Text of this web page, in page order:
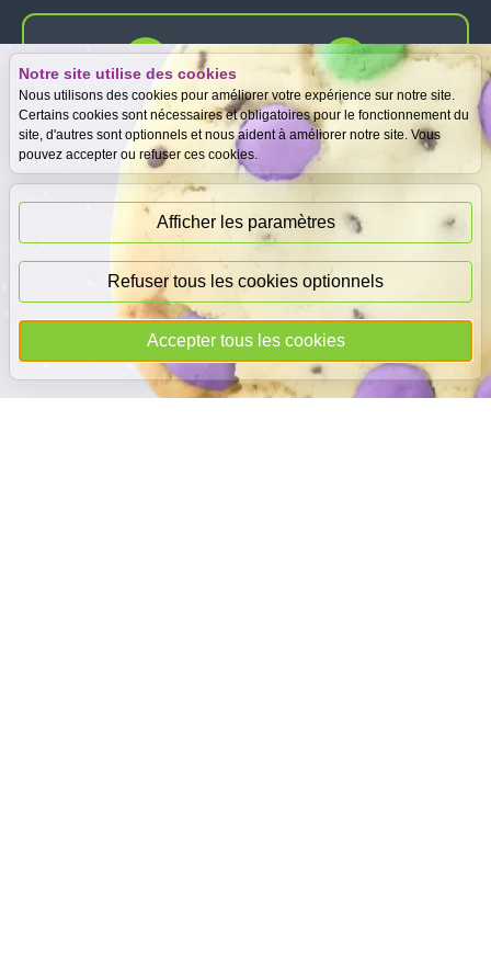
Notre site utilise des cookies
Nous utilisons des cookies pour améliorer votre expérience sur notre site.
Certains cookies sont nécessaires et obligatoires pour le fonctionnement du
site, d'autres sont optionnels et nous aident à améliorer notre site. Vous
pouvez accepter ou refuser ces cookies.
Afficher les paramètres
Refuser tous les cookies optionnels
Accepter tous les cookies
Expertise
gratuite
Meilleurs prix
garantis
Paiement
immédiat
© 2026DEALiCASH- Tous droits réservés